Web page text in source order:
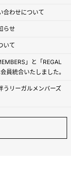
合わせについて
らせ
いて
」と「REGAL
員統合いたしました。
うリーガルメンバーズ